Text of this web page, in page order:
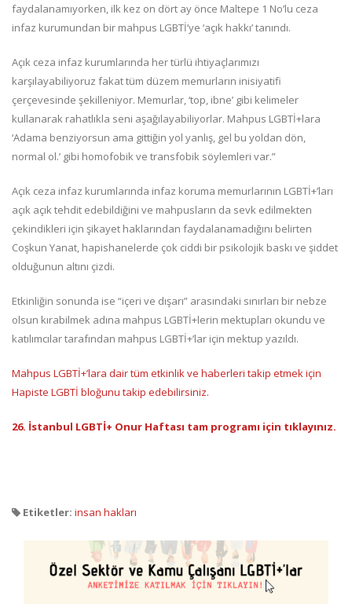
faydalanamıyorken, ilk kez on dört ay önce Maltepe 1 No’lu ceza
infaz kurumundan bir mahpus LGBTİ’ye ‘açık hakkı’ tanındı.
Açık ceza infaz kurumlarında her türlü ihtiyaçlarımızı
karşılayabiliyoruz fakat tüm düzem memurların inisiyatifi
çerçevesinde şekilleniyor. Memurlar, ‘top, ibne’ gibi kelimeler
kullanarak rahatlıkla seni aşağılayabiliyorlar. Mahpus LGBTİ+lara
‘Adama benziyorsun ama gittiğin yol yanlış, gel bu yoldan dön,
normal ol.’ gibi homofobik ve transfobik söylemleri var.”
Açık ceza infaz kurumlarında infaz koruma memurlarının LGBTİ+’ları
açık açık tehdit edebildiğini ve mahpusların da sevk edilmekten
çekindikleri için şikayet haklarından faydalanamadığını belirten
Coşkun Yanat, hapishanelerde çok ciddi bir psikolojik baskı ve şiddet
olduğunun altını çizdi.
Etkinliğin sonunda ise “içeri ve dışarı” arasındaki sınırları bir nebze
olsun kırabilmek adına mahpus LGBTİ+lerin mektupları okundu ve
katılımcılar tarafından mahpus LGBTİ+’lar için mektup yazıldı.
Mahpus LGBTİ+’lara dair tüm etkinlik ve haberleri takip etmek için
Hapiste LGBTİ bloğunu takip edebilirsiniz.
26. İstanbul LGBTİ+ Onur Haftası tam programı için tıklayınız.
Etiketler: insan hakları